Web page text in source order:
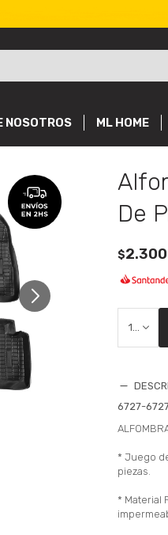
NOSOTROS ML HOME
De
$2.300
6727-
* Juego
piezas.
* Material